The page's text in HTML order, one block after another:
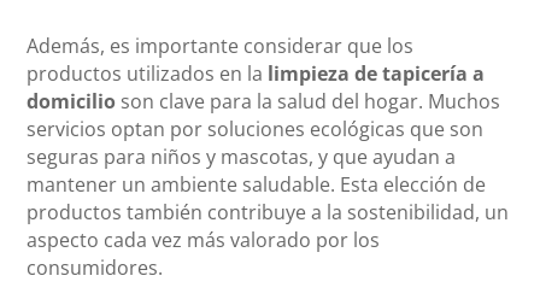
Además, es importante considerar que los
productos utilizados en la limpieza de tapicería a
domicilio son clave para la salud del hogar. Muchos
servicios optan por soluciones ecológicas que son
seguras para niños y mascotas, y que ayudan a
mantener un ambiente saludable. Esta elección de
productos también contribuye a la sostenibilidad, un
aspecto cada vez más valorado por los
consumidores.